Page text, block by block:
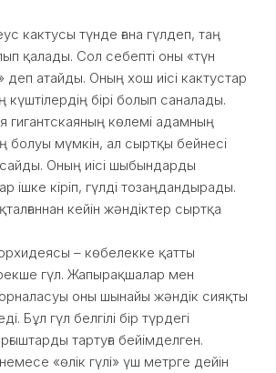
кактусы түнде ғана гүлдеп, таң
қалады. Сол себепті оны «түн
атайды. Оның хош иісі кактустар
бірі болып саналады.
гигантскаяның көлемі адамның
болуы мүмкін, ал сыртқы бейнесі
Оның иісі шыбындарды
ішке кіріп, гүлді тозаңдандырады.
кейін жәндіктер сыртқа
– көбелекке қатты
гүл. Жапырақшалар мен
оны шынайы жәндік сияқты
Бұл гүл белгілі бір түрдегі
тартуға бейімделген.
«өлік гүлі» үш метрге дейін